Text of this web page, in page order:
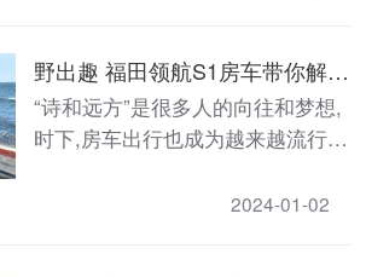
野出趣 福田领航S1房车带你解锁
冬日旅居新体验
“诗和远方”是很多人的向往和梦想,
时下,房车出行也成为越来越流行的
2024-01-02